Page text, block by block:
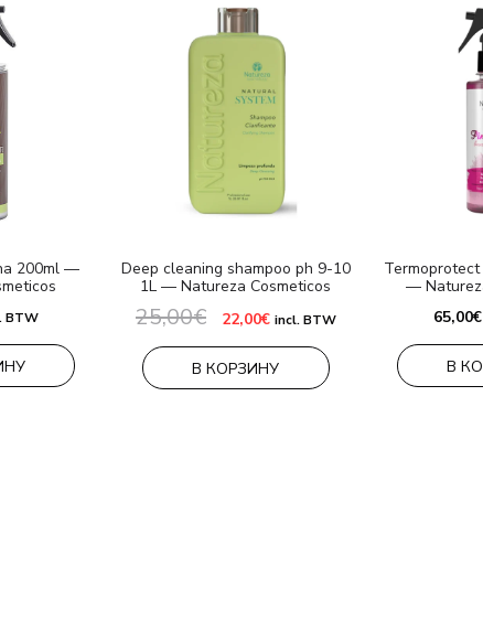
200ml —
BTW
Deep cleaning shampoo ph 9-10
1L — Natureza Cosmeticos
25,00€ Первоначальная
цена
составляла
25,00€.
22,00€Текущая
22,00€.
incl. BTW
В КОРЗИНУ
—
65,00€
В